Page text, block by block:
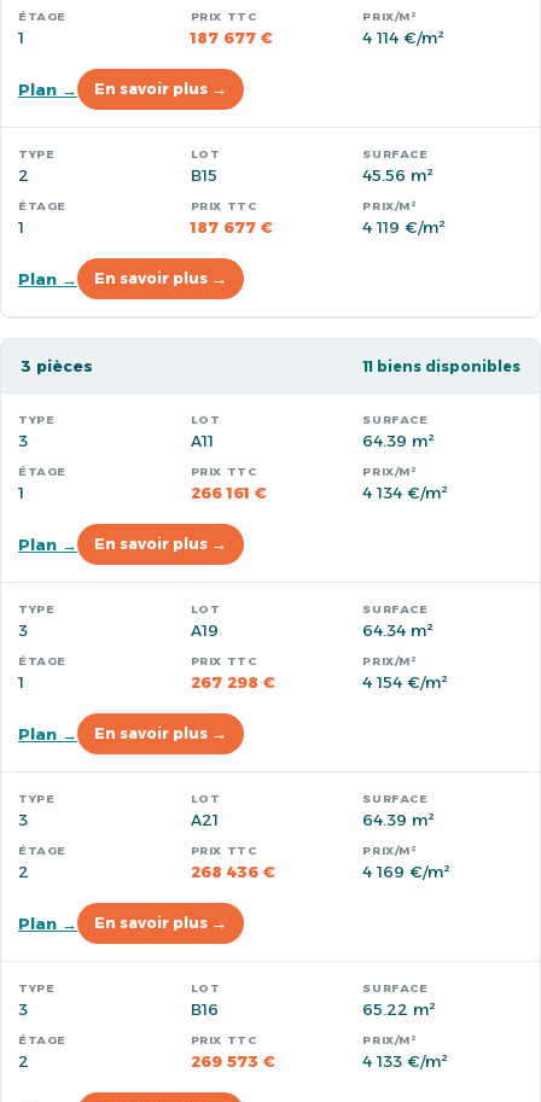
1 187 677 € 4 114 €/m²
Plan → En savoir plus →
2 B15 45.56 m²
1 187 677 € 4 119 €/m²
Plan → En savoir plus →
3 pièces 11 biens disponibles
3 A11 64.39 m²
1 266 161 € 4 134 €/m²
Plan → En savoir plus →
3 A19 64.34 m²
1 267 298 € 4 154 €/m²
Plan → En savoir plus →
3 A21 64.39 m²
2 268 436 € 4 169 €/m²
Plan → En savoir plus →
3 B16 65.22 m²
2 269 573 € 4 133 €/m²